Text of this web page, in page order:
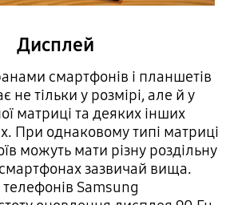
Дисплей
смартфонів і планшетів
не тільки у розмірі, але й у
матриці та деяких інших
При однаковому типі матриці
можуть мати різну роздільну
смартфонах зазвичай вища.
телефонів Samsung